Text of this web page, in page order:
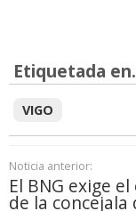
Etiquetada
VIGO
Noticia anterior:
El BNG exige el
de la concejala